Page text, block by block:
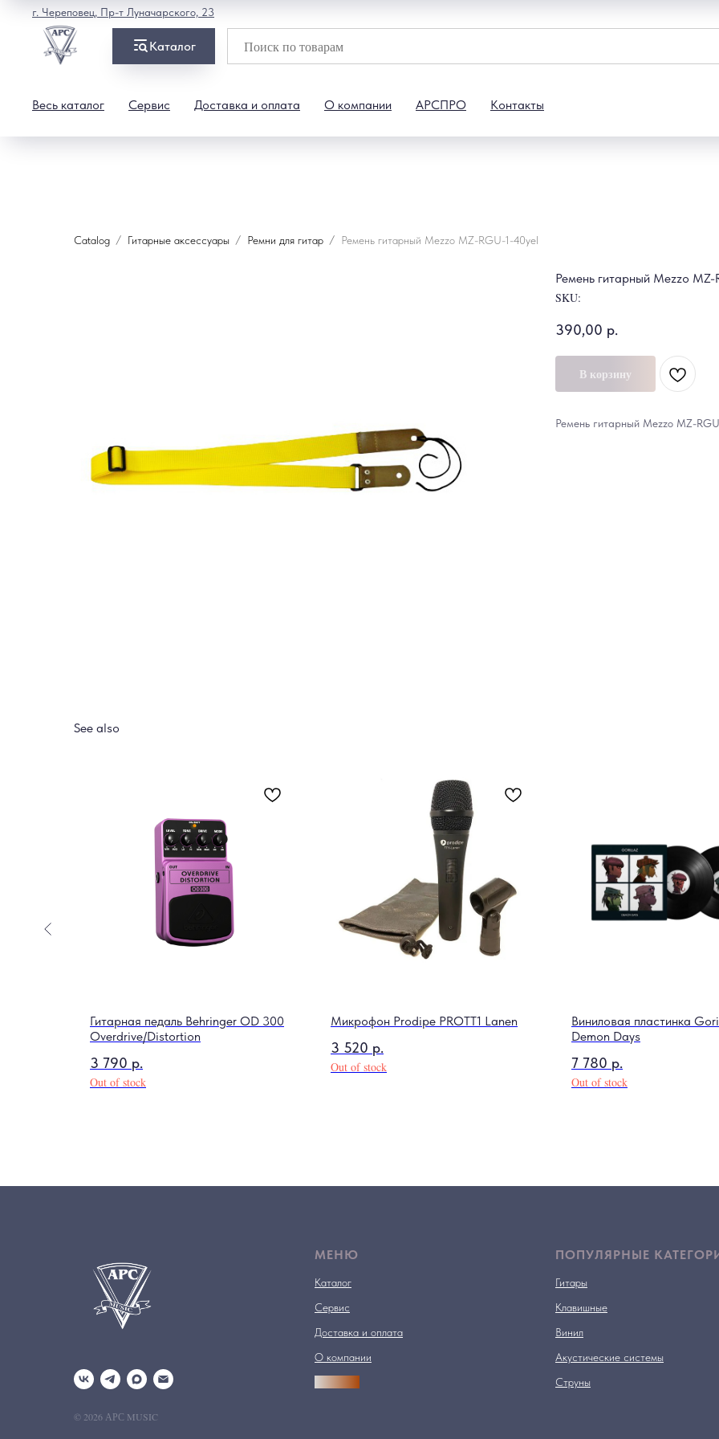
Каталог
Весь каталог Сервис Доставка и оплата О компании АРСПРО Контакты
г. Череповец, Пр-т Луначарского, 23
Catalog Гитарные аксессуары Ремни для гитар Ремень гитарный Mezzo MZ-RGU-1-40yel
Ремень гитарный Mezzo MZ-
SKU:
390,00 р.
В корзину
Ремень гитарный Mezzo MZ-
See also
Гитарная педаль Behringer OD 300
Overdrive/Distortion
3 790 р.
Out of stock
Микрофон Prodipe PROTT1 Lanen
3 520 р.
Out of stock
Виниловая пластинка
Demon Days
7 780 р.
Out of stock
© 2026 АРС MUSIC
МЕНЮ
Каталог
Сервис
Доставка и оплата
О компании
ПОПУЛЯРНЫЕ
Гитары
Клавишные
Винил
Акустические системы
Струны